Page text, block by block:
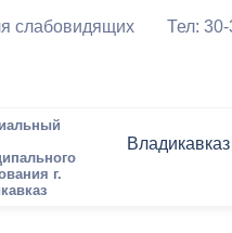
слабовидящих Тел:
г.
Владикавказ